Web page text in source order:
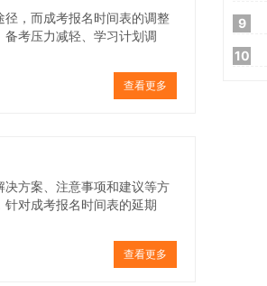
，而成考报名时间表的调整
考压力减轻、学习计划调
查看更多
方案、注意事项和建议等方
对成考报名时间表的延期
查看更多
9
10